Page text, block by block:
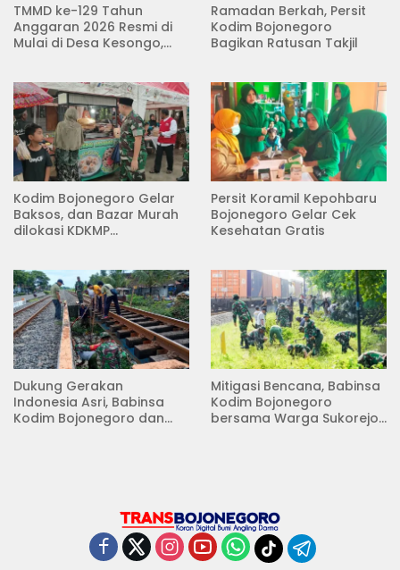
TMMD ke-129 Tahun
Anggaran 2026 Resmi di
Mulai di Desa Kesongo,
Ramadan Berkah, Persit
Kodim Bojonegoro
Bagikan Ratusan Takjil
Kodim Bojonegoro Gelar
Baksos, dan Bazar Murah
dilokasi KDKMP
Persit Koramil Kepohbaru
Bojonegoro Gelar Cek
Kesehatan Gratis
Dukung Gerakan
Indonesia Asri, Babinsa
Kodim Bojonegoro dan
Mitigasi Bencana, Babinsa
Kodim Bojonegoro
bersama Warga Sukorejo